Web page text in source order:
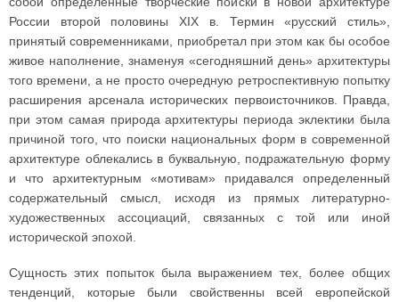
России второй половины XIX в. Термин «русский стиль»,
принятый современниками, приобретал при этом как бы особое
живое наполнение, знаменуя «сегодняшний день» архитектуры
того времени, а не просто очередную ретроспективную попытку
расширения арсенала исторических первоисточников. Правда,
при этом самая природа архитектуры периода эклектики была
причиной того, что поиски национальных форм в современной
архитектуре облекались в буквальную, подражательную форму
и что архитектурным «мотивам» придавался определенный
содержательный смысл, исходя из прямых литературно-
художественных ассоциаций, связанных с той или иной
исторической эпохой.
Сущность этих попыток была выражением тех, более общих
тенденций, которые были свойственны всей европейской